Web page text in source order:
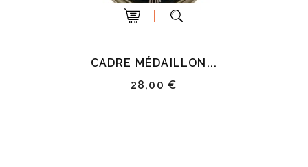
CADRE MÉDAILLON...
28,00 €